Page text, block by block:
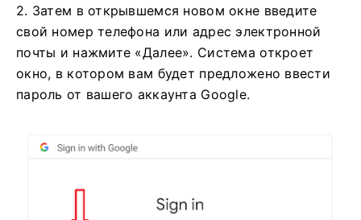
2. Затем в открывшемся новом окне введите
свой номер телефона или адрес электронной
почты и нажмите «Далее». Система откроет
окно, в котором вам будет предложено ввести
пароль от вашего аккаунта Google.